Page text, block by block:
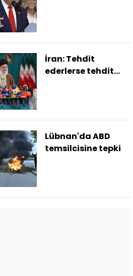
İran: Tehdit
ederlerse tehdit
Lübnan'da ABD
temsilcisine tepki